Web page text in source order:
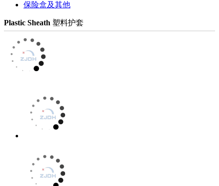
保险盒及其他
Plastic Sheath 塑料护套